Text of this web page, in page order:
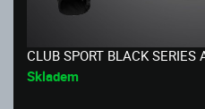
CLUB SPORT BLACK SERIES
Skladem